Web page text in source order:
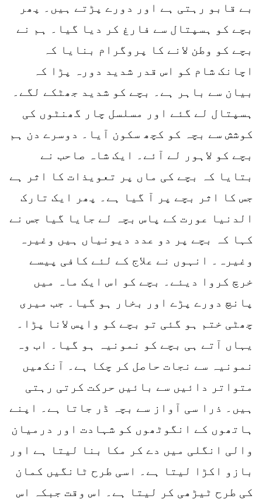
بے قابو رہتی ہے اور دورے پڑتے ہیں۔ پھر
بچے کو ہسپتال سے فارغ کر دیا گیا۔ ہم نے
بچے کو وطن لانے کا پروگرام بنایا کہ
اچانک شام کو اس قدر شدید دورہ پڑا کہ
بیان سے باہر ہے۔ بچے کو شدید جھٹکے لگے۔
ہسپتال لے گئے اور مسلسل چار گھنٹوں کی
کوشش سے بچہ کو کچھ سکون آیا۔ دوسرے دن ہم
بچے کو لاہور لے آئے۔ ایک شاہ صاحب نے
بتایا کہ بچے کی ماں پر تعویذات کا اثر ہے
جس کا اثر بچے پر آ گیا ہے۔ پھر ایک تارک
الدنیا عورت کے پاس بچہ لے جایا گیا جس نے
کہا کہ بچے پر دو عدد دیونیاں ہیں وغیرہ
وغیرہ۔ انہوں نے علاج کے لئے کافی پیسے
خرچ کروا دیئے۔ بچے کو اس ایک ماہ میں
پانچ دورے پڑے اور بخار ہو گیا۔ جب میری
چھٹی ختم ہو گئی تو بچے کو واپس لانا پڑا۔
یہاں آتے ہی بچے کو نمونیہ ہو گیا۔ اب وہ
نمونیہ سے نجات حاصل کر چکا ہے۔ آنکھیں
متواتر دائیں سے بائیں حرکت کرتی رہتی
ہیں۔ ذرا سی آواز سے بچہ ڈر جاتا ہے۔ اپنے
ہاتھوں کے انگوٹھوں کو شہادت اور درمیان
والی انگلی میں دے کر مکا بنا لیتا ہے اور
بازو اکڑا لیتا ہے۔ اسی طرح ٹانگیں کمان
کی طرح ٹیڑھی کر لیتا ہے۔ اس وقت جبکہ اس